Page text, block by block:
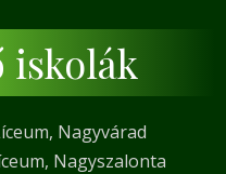
iskolák
Nagyvárad
Nagyszalonta